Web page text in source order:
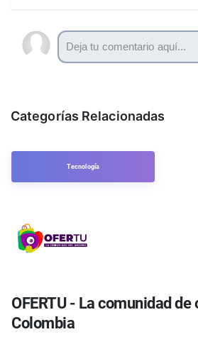
Categorías Relacionadas
Tecnología
OFERTU - La comunidad
Colombia